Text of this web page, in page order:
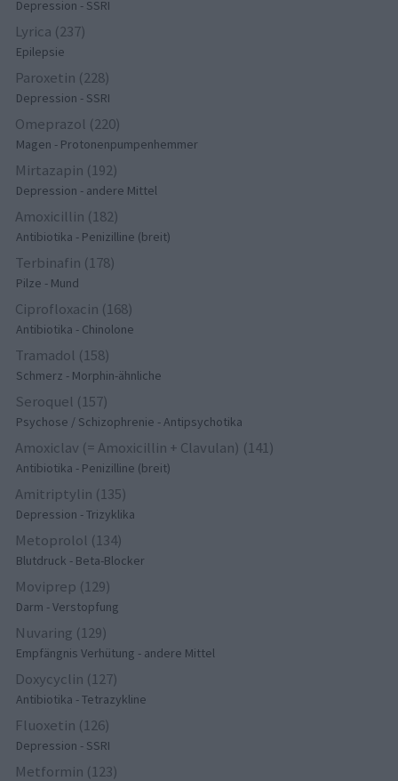
Depression - SSRI
Lyrica (237)
Epilepsie
Paroxetin (228)
Depression - SSRI
Omeprazol (220)
Magen - Protonenpumpenhemmer
Mirtazapin (192)
Depression - andere Mittel
Amoxicillin (182)
Antibiotika - Penizilline (breit)
Terbinafin (178)
Pilze - Mund
Ciprofloxacin (168)
Antibiotika - Chinolone
Tramadol (158)
Schmerz - Morphin-ähnliche
Seroquel (157)
Psychose / Schizophrenie - Antipsychotika
Amoxiclav (= Amoxicillin + Clavulan) (141)
Antibiotika - Penizilline (breit)
Amitriptylin (135)
Depression - Trizyklika
Metoprolol (134)
Blutdruck - Beta-Blocker
Moviprep (129)
Darm - Verstopfung
Nuvaring (129)
Empfängnis Verhütung - andere Mittel
Doxycyclin (127)
Antibiotika - Tetrazykline
Fluoxetin (126)
Depression - SSRI
Metformin (123)